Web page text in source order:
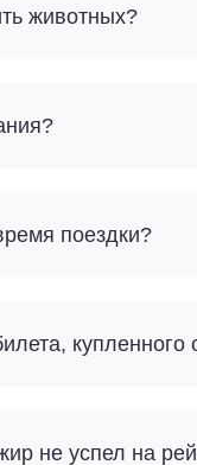
животных?
поездки?
купленного
не успел на